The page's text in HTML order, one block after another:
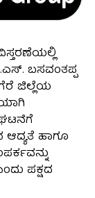
ಬಸವಂತಪ್ಪ
ಜಿಲ್ಲೆಯ
ಆದ್ಯತೆ ಹಾಗೂ
ಪಕ್ಷದ